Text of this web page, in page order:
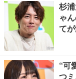
杉
ゃ
て
“可
つ